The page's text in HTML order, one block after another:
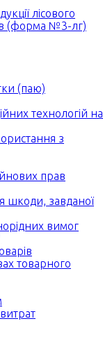
лісового
(форма №3-лг)
(паю)
технологій на
з
прав
шкоди, завданої
вимог
товарного